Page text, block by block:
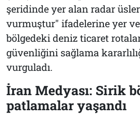
şeridinde yer alan radar
vurmuştur" ifadelerine yer
bölgedeki deniz ticaret
güvenliğini sağlama
vurguladı.
İran Medyası: Sirik
patlamalar yaşandı